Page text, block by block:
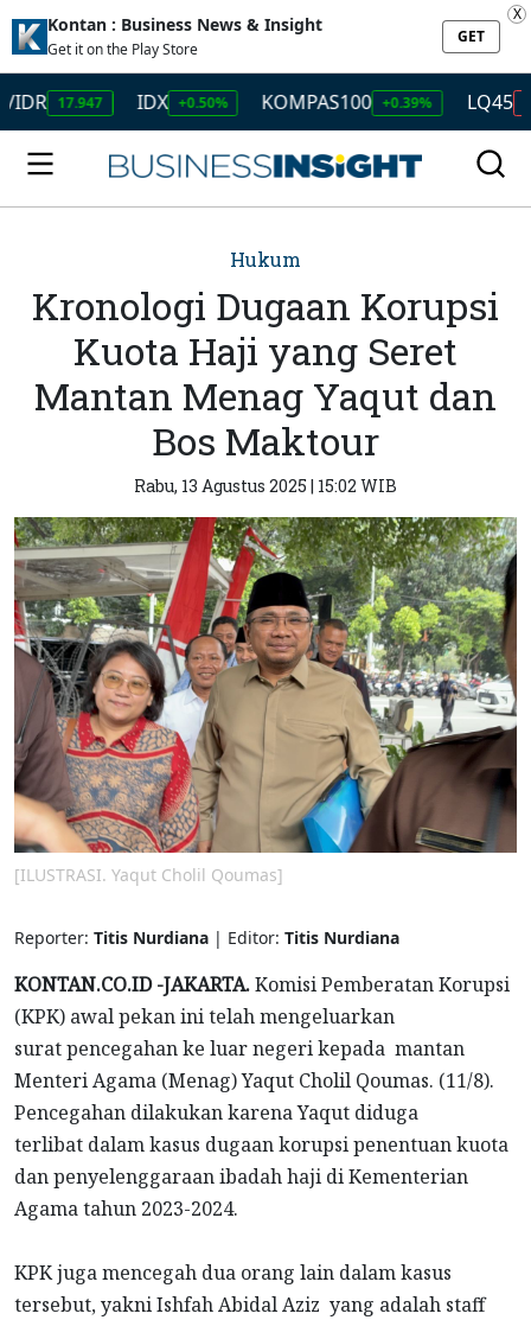
Kontan : Business News & Insight
Get it on the Play Store
GET
X
17.947 IDX +0.50% KOMPAS100 +0.39% LQ45 -0.19%
Hukum
Kronologi Dugaan Korupsi
Kuota Haji yang Seret
Mantan Menag Yaqut dan
Bos Maktour
Rabu, 13 Agustus 2025 | 15:02 WIB
[ILUSTRASI. Yaqut Cholil Qoumas]
Reporter: Titis Nurdiana | Editor: Titis Nurdiana
KONTAN.CO.ID -JAKARTA.Komisi Pemberatan Korupsi
(KPK) awal pekan ini telah mengeluarkan
surat pencegahan ke luar negeri kepada mantan
Menteri Agama (Menag) Yaqut Cholil Qoumas. (11/8).
Pencegahan dilakukan karena Yaqut diduga
terlibat dalam kasus dugaan korupsi penentuan kuota
dan penyelenggaraan ibadah haji di Kementerian
Agama tahun 2023-2024.
KPK juga mencegah dua orang lain dalam kasus
tersebut, yakni Ishfah Abidal Aziz yang adalah staff